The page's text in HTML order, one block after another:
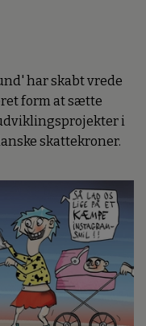
har skabt vrede
form at sætte
i
skattekroner.